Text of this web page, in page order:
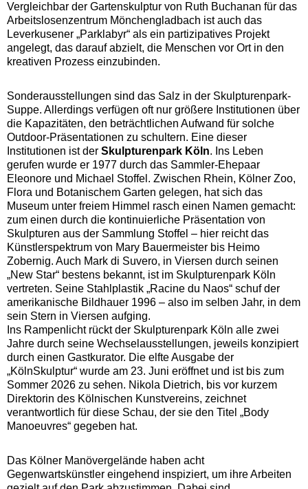
Vergleichbar der Gartenskulptur von Ruth Buchanan für das
Arbeitslosenzentrum Mönchengladbach ist auch das
Leverkusener „Parklabyr“ als ein partizipatives Projekt
angelegt, das darauf abzielt, die Menschen vor Ort in den
kreativen Prozess einzubinden.
Sonderausstellungen sind das Salz in der Skulpturenpark-
Suppe. Allerdings verfügen oft nur größere Institutionen über
die Kapazitäten, den beträchtlichen Aufwand für solche
Outdoor-Präsentationen zu schultern. Eine dieser
Institutionen ist der Skulpturenpark Köln. Ins Leben
gerufen wurde er 1977 durch das Sammler-Ehepaar
Eleonore und Michael Stoffel. Zwischen Rhein, Kölner Zoo,
Flora und Botanischem Garten gelegen, hat sich das
Museum unter freiem Himmel rasch einen Namen gemacht:
zum einen durch die kontinuierliche Präsentation von
Skulpturen aus der Sammlung Stoffel – hier reicht das
Künstlerspektrum von Mary Bauermeister bis Heimo
Zobernig. Auch Mark di Suvero, in Viersen durch seinen
„New Star“ bestens bekannt, ist im Skulpturenpark Köln
vertreten. Seine Stahlplastik „Racine du Naos“ schuf der
amerikanische Bildhauer 1996 – also im selben Jahr, in dem
sein Stern in Viersen aufging.
Ins Rampenlicht rückt der Skulpturenpark Köln alle zwei
Jahre durch seine Wechselausstellungen, jeweils konzipiert
durch einen Gastkurator. Die elfte Ausgabe der
„KölnSkulptur“ wurde am 23. Juni eröffnet und ist bis zum
Sommer 2026 zu sehen. Nikola Dietrich, bis vor kurzem
Direktorin des Kölnischen Kunstvereins, zeichnet
verantwortlich für diese Schau, der sie den Titel „Body
Manoeuvres“ gegeben hat.
Das Kölner Manövergelände haben acht
Gegenwartskünstler eingehend inspiziert, um ihre Arbeiten